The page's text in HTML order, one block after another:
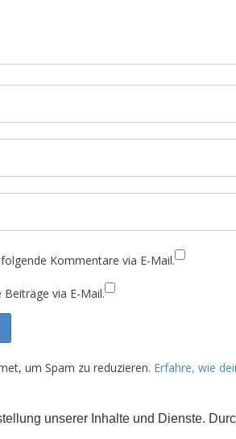
unserer Inhalte und Dienste.
Kommentare via E-Mail.
via E-Mail.
um Spam zu reduzieren. Erfahre, wie